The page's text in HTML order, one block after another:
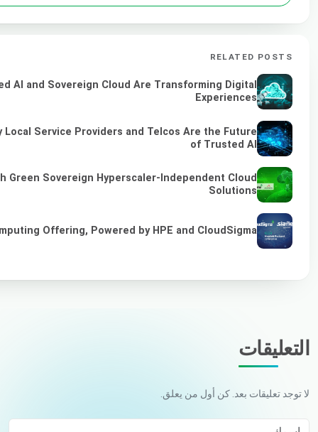
RELATED POSTS
AI and Sovereign Cloud Are Transforming Digital
Experiences
Local Service Providers and Telcos Are the Future
of Trusted AI
Green Sovereign Hyperscaler-Independent Cloud
Solutions
Offering, Powered by HPE and CloudSigma
التعليقات
لا توجد تعليقات بعد. كن أول من يعلق.
اسمك